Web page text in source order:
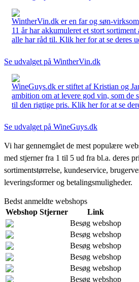
WintherVin.dk er en far og søn-
11 år har akkumuleret et stort
alle har råd til. Klik her for at se deres
Se udvalget på WintherVin.dk
WineGuys.dk er stiftet af Kristian og
ambition om at levere god vin, som de
til den rigtige pris. Klik her for at se
Se udvalget på WineGuys.dk
Vi har gennemgået de mest populære
med stjerner fra 1 til 5 ud fra bl.a. deres
sortimentstørrelse, kundeservice,
leveringsformer og betalingsmuligheder.
Bedst anmeldte webshops
Webshop Stjerner
Link
Besøg webshop
Besøg webshop
Besøg webshop
Besøg webshop
Besøg webshop
Besøg webshop